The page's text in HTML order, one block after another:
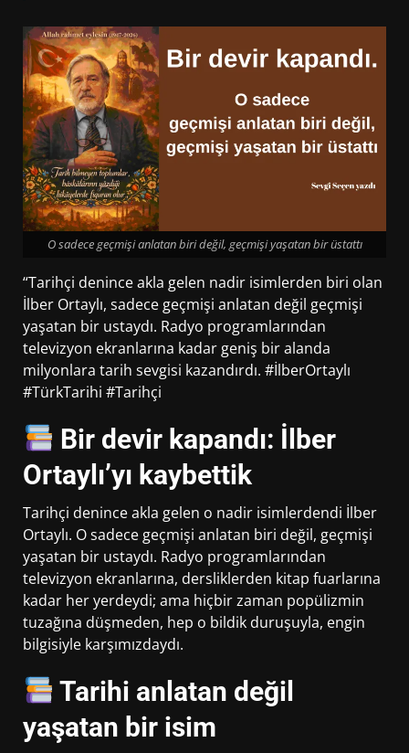
O sadece geçmişi anlatan biri değil, geçmişi yaşatan bir üstattı
“Tarihçi denince akla gelen nadir isimlerden biri olan
İlber Ortaylı, sadece geçmişi anlatan değil geçmişi
yaşatan bir ustaydı. Radyo programlarından
televizyon ekranlarına kadar geniş bir alanda
milyonlara tarih sevgisi kazandırdı. #İlberOrtaylı
#TürkTarihi #Tarihçi
Bir devir kapandı: İlber
Ortaylı’yı kaybettik
Tarihçi denince akla gelen o nadir isimlerdendi İlber
Ortaylı. O sadece geçmişi anlatan biri değil, geçmişi
yaşatan bir ustaydı. Radyo programlarından
televizyon ekranlarına, dersliklerden kitap fuarlarına
kadar her yerdeydi; ama hiçbir zaman popülizmin
tuzağına düşmeden, hep o bildik duruşuyla, engin
bilgisiyle karşımızdaydı.
Tarihi anlatan değil
yaşatan bir isim